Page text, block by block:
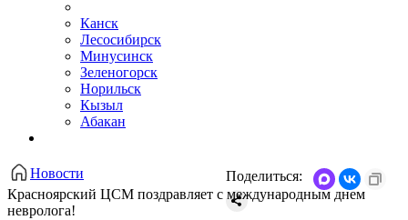
Канск
Лесосибирск
Минусинск
Зеленогорск
Норильск
Кызыл
Абакан
Новости
Красноярский ЦСМ поздравляет с международным днем
невролога!
Поделиться: